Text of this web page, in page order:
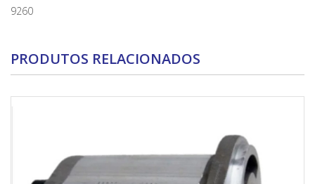
9260
PRODUTOS RELACIONADOS